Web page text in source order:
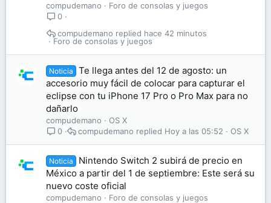
compudemano
Foro de consolas y juegos
0
Foro de consolas y juegos
hace 42 minutos
compudemano
Noticia
Te llega antes del 12 de agosto: un
accesorio muy fácil de colocar para capturar el
eclipse con tu iPhone 17 Pro o Pro Max para no
dañarlo
compudemano
OS X
0
OS X
Hoy a las 05:52
compudemano
Noticia
Nintendo Switch 2 subirá de precio en
México a partir del 1 de septiembre: Este será su
nuevo coste oficial
compudemano
Foro de consolas y juegos